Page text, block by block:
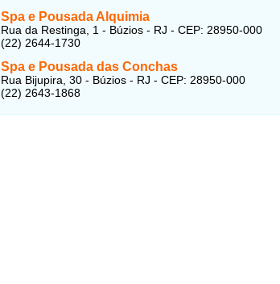
Spa e Pousada Alquimia
Rua da Restinga, 1 - Búzios - RJ - CEP: 28950-000
(22) 2644-1730
Spa e Pousada das Conchas
Rua Bijupira, 30 - Búzios - RJ - CEP: 28950-000
(22) 2643-1868